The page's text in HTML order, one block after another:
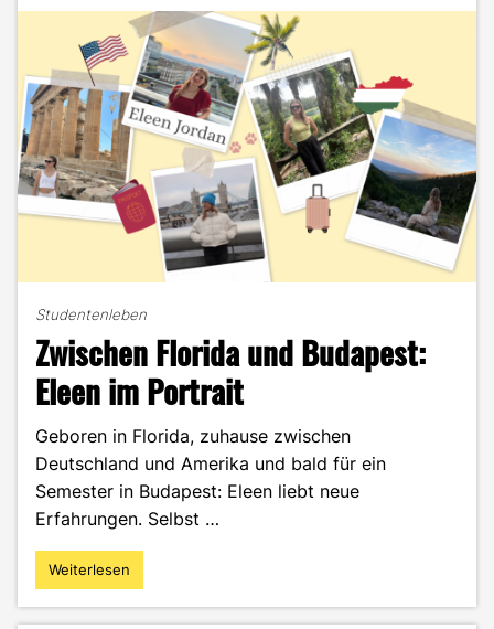
Studentenleben
Zwischen Florida und Budapest:
Eleen im Portrait
Geboren in Florida, zuhause zwischen
Deutschland und Amerika und bald für ein
Semester in Budapest: Eleen liebt neue
Erfahrungen. Selbst …
"Zwischen
Florida
Weiterlesen